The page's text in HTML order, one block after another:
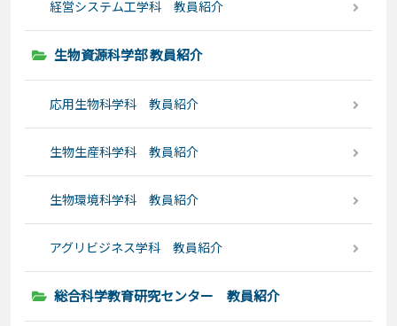
経営システム工学科 教員紹介
生物資源科学部 教員紹介
応用生物科学科 教員紹介
生物生産科学科 教員紹介
生物環境科学科 教員紹介
アグリビジネス学科 教員紹介
総合科学教育研究センター 教員紹介